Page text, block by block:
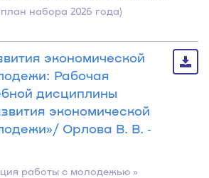
набора 2026 года)
экономической
Рабочая
дисциплины
экономической
Орлова В. В. ‐
работы с молодежью »